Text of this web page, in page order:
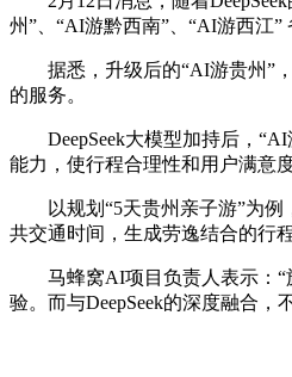
州”、“AI游黔西南”、“AI游西江
据悉，升级后的“AI游贵州”，
的服务。
DeepSeek大模型加持后，“AI
能力，使行程合理性和用户满意
以规划“5天贵州亲子游”为例
共交通时间，生成劳逸结合的行
马蜂窝AI项目负责人表示：“旅
验。而与DeepSeek的深度融合